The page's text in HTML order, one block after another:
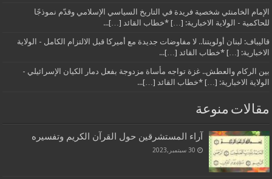
الإمام الخامنئي شخصية فريدة في التاريخ السياسي الإسلامي وقدّم نموذجًا
للحاكمية - الولاية الاخبارية: […] *خطاب القائد […]...
قاليباف: لبنان أولويتنا.. لا مفاوضات جديدة مع أميركا قبل الالتزام الكامل - الولاية
الاخبارية: […] *خطاب القائد […]...
بين الركام والعطش.. غزة تواجه مأساة مزدوجة بفعل دمار الكيان الإسرائيلي -
الولاية الاخبارية: […] *خطاب القائد […]...
مقالات منوعة
آراء المستشرقين حول القرآن الكريم وتفسيره
30 سبتمبر,2023